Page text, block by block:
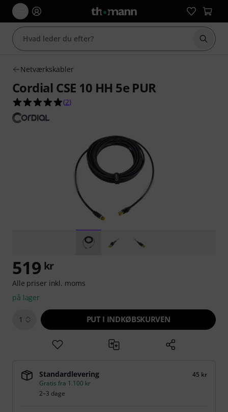
Start
Netværkskabler
Cordial CSE 10 HH 5e PUR
5.0 ud af 5 stjerner fra 2 kundebedømmelser
(2)
519 kr
Alle priser inkl. moms
på lager
1 PUT I INDKØBSKURVEN
Standardlevering
45 kr
Gratis fra 1.100 kr
2–3 dage